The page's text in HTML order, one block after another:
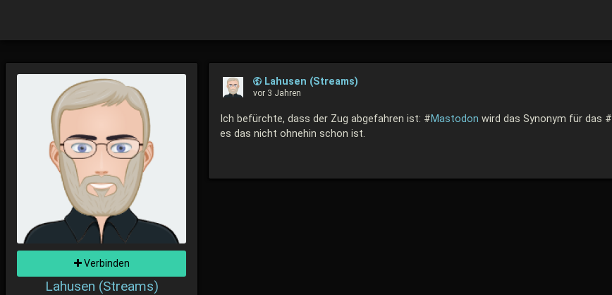
Verbinden
Lahusen (Streams)
Lahusen (Streams)
vor 3 Jahren
Ich befürchte, dass der Zug abgefahren ist: #Mastodon wird das Synonym für das #
es das nicht ohnehin schon ist.